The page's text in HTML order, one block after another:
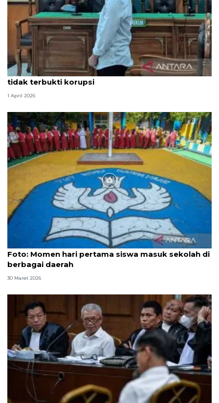
Hakim PN Medan vonis bebas Amsal Sitepu karena
tidak terbukti korupsi
1 April 2026
Foto: Momen hari pertama siswa masuk sekolah di
berbagai daerah
30 Maret 2026